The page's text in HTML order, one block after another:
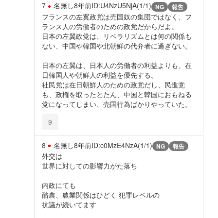
7 名無し8年前ID:U4NzU5NjA(1/1) NG 報告
フランスの左翼政党は売国奴の集団ではなく、フ
ランス人の労働者のための政党だからだよ。
日本の左翼政党は、リベラリズムとは何の関係も
ない、中国や韓国や北朝鮮の代弁者に過ぎない。
日本の左翼は、日本人の労働者の利益よりも、在
日韓国人や朝鮮人の利益を優先する。
社民党は在日朝鮮人のための政党だし、民進党
も、政権を取ったとたん、中国と韓国におもねる
党になってしまい、売国行為ばかりやっていた。
9
8 名無し8年前ID:c0MzE4NzA(1/1) NG 報告
外交は
世界に対しての影響力がた落ち
内政にても
酪農、農業関係はひどく 犯罪レベルの
抗議が続いてます